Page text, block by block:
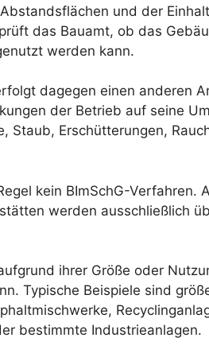
und der
das Bauamt, ob das
werden kann.
dagegen einen anderen
der Betrieb auf seine
Staub, Erschütterungen,
kein BImSchG-Verfahren.
werden ausschließlich
ihrer Größe oder
Typische Beispiele sind
bestimmte Industrieanlagen.